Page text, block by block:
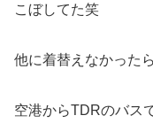
こぼしてた笑
他に着替えなかった
空港からTDRのバス